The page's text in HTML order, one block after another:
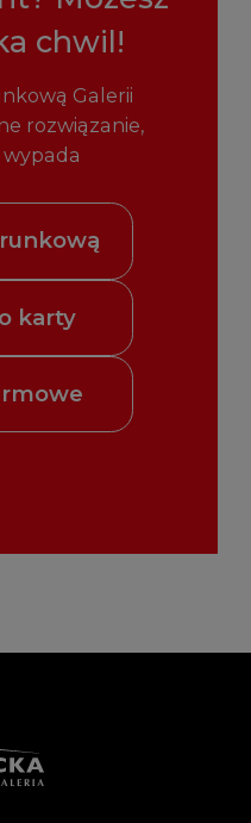
chwil!
Galerii
rozwiązanie,
karty